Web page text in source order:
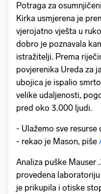
Potraga za
Kirka usmjerena je
vjerojatno vješta u
dobro je poznavala
istražitelji. Prema
povjerenika Ureda za
ubojica je ispalio
velike udaljenosti,
pred oko 3.000 ljudi.
- Ulažemo sve
- rekao je Mason, piše
Analiza puške
provedena
je prikupila i otiske